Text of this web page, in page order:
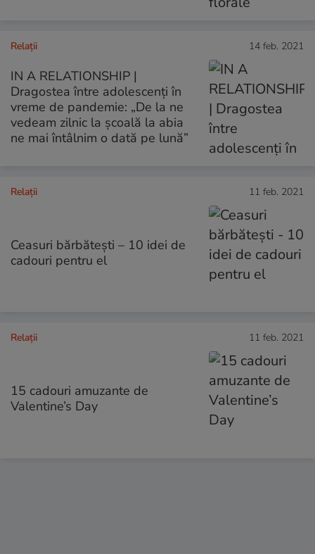
Relații 14 feb. 2021
IN A RELATIONSHIP |
Dragostea între adolescenți în
vreme de pandemie: „De la ne
vedeam zilnic la școală la abia
ne mai întâlnim o dată pe lună”
Relații 11 feb. 2021
Ceasuri bărbătești – 10 idei de
cadouri pentru el
Relații 11 feb. 2021
15 cadouri amuzante de
Valentine’s Day